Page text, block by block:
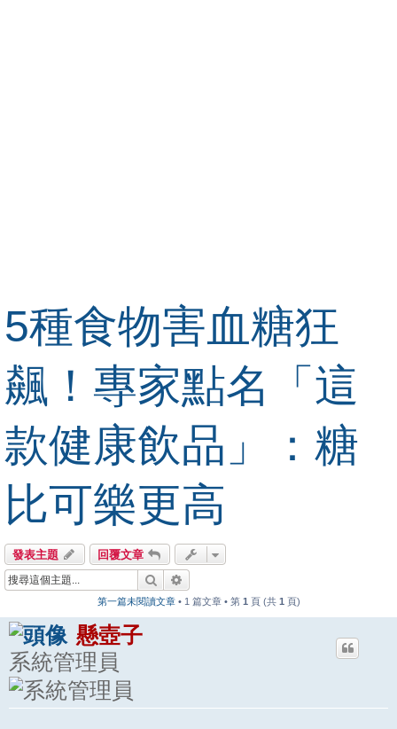
5種食物害血糖狂
飆！專家點名「這
款健康飲品」：糖
比可樂更高
發表主題
回覆文章
搜尋
第一篇未閱讀文章• 1 篇文章 • 第 1 頁 (共 1 頁)
懸壺子
系統管理員